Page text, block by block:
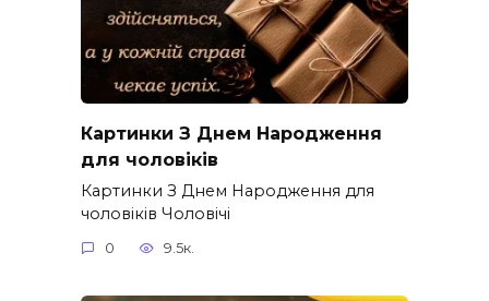
Картинки З Днем Народження
для чоловіків​
Картинки З Днем Народження для
чоловіків​ Чоловічі
0 9.5к.